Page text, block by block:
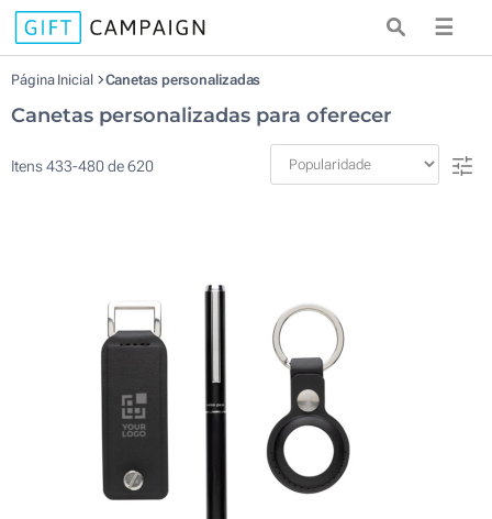
☰
Página Inicial Canetas personalizadas
Canetas personalizadas para oferecer
Itens433-480de620